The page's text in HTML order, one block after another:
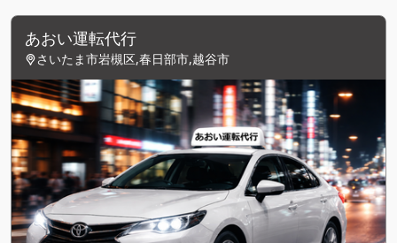
あおい運転代行
さいたま市岩槻区,春日部市,越谷市